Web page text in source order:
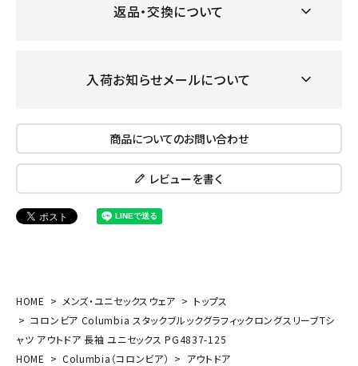
返品・交換について
入荷お知らせメールについて
商品についてのお問い合わせ
レビューを書く
HOME メンズ・ユニセックスウェア
トップス
コロンビア Columbia スタックブルックグラフィックロングスリーブTシ
ャツ アウトドア 長袖 ユニセックス PG4837-125
HOME
Columbia（コロンビア）
アウトドア